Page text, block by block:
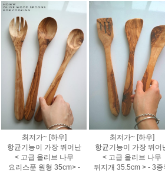
최저가~ [하우]
항균기능이 가장 뛰어난
< 고급 올리브 나무
요리스푼 원형 35cm> -
최저가~ [하우]
항균기능이 가장 뛰어
< 고급 올리브 나무
뒤지개 35.5cm > - 3종